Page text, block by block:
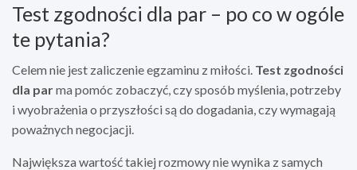
Test zgodności dla par – po co w ogóle
te pytania?
Celem nie jest zaliczenie egzaminu z miłości. Test zgodności
dla parma pomóc zobaczyć, czy sposób myślenia, potrzeby
i wyobrażenia o przyszłości są do dogadania, czy wymagają
poważnych negocjacji.
Największa wartość takiej rozmowy nie wynika z samych